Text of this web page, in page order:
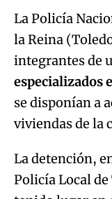
La Policía
la Reina
integrantes de
especializados
se disponían a
viviendas de la
La detención,
Policía Local